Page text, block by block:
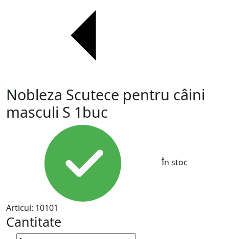
Nobleza Scutece pentru câini
masculi S 1buc
În stoc
Articul: 10101
Cantitate